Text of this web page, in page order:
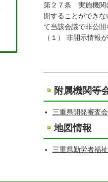
第２７条 実施機関
開することができ
て当該会議で非公開
（１） 非開示情報
附属機関等
三重県開発審査会
地図情報
三重県勤労者福